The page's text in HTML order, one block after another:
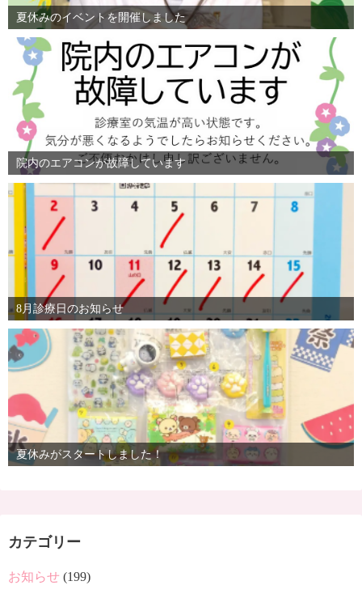
夏休みのイベントを開催しました
院内のエアコンが故障しています
8月診療日のお知らせ
夏休みがスタートしました！
カテゴリー
お知らせ (199)